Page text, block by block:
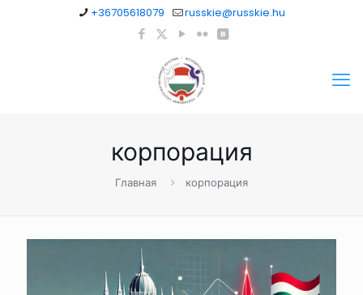
+36705618079 russkie@russkie.hu
корпорация
Главная корпорация